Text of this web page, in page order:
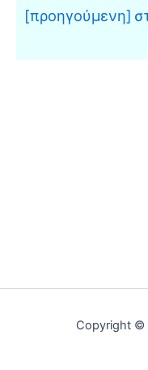
[προηγούμενη]
Copyright ©